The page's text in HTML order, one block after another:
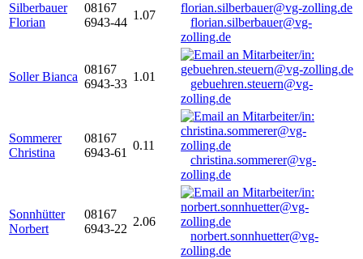
Silberbauer
Florian
08167
6943-44
1.07
florian.silberbauer@vg-
zolling.de
Soller Bianca
08167
6943-33
1.01
gebuehren.steuern@vg-
zolling.de
Sommerer
Christina
08167
6943-61
0.11
christina.sommerer@vg-
zolling.de
Sonnhütter
Norbert
08167
6943-22
2.06
norbert.sonnhuetter@vg-
zolling.de